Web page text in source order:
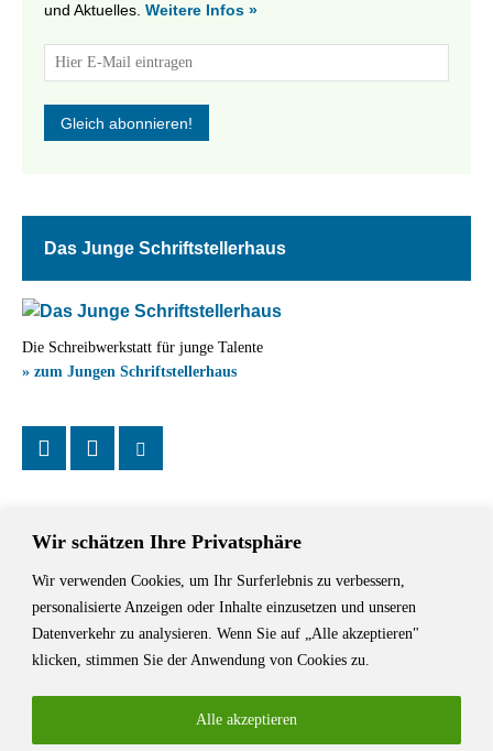
Wir schätzen Ihre Privatsphäre
Wir verwenden Cookies, um Ihr Surferlebnis zu verbessern,
personalisierte Anzeigen oder Inhalte einzusetzen und unseren
Datenverkehr zu analysieren. Wenn Sie auf „Alle akzeptieren"
klicken, stimmen Sie der Anwendung von Cookies zu.
Alle akzeptieren
und Aktuelles. Weitere Infos »
Das Junge Schriftstellerhaus
Die Schreibwerkstatt für junge Talente
» zum Jungen Schriftstellerhaus
Das Schriftstellerhaus ist ein beliebter Treffpunkt für Autorinnen und
Autoren aus Stuttgart und der Region sowie ein Veranstaltungsort für
Lesungen, Tagungen und Schreibwerkstätten.